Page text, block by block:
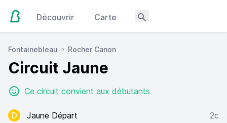
Découvrir Carte
Fontainebleau Rocher Canon
Circuit Jaune
Ce circuit convient aux débutants
D Jaune Départ
2c